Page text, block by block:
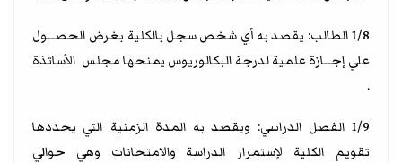
1/8 الطالب: يقصد به أي شخص سجل بالكلية بغرض الحصــول
علي إجــازة علمية لدرجة البكالوريوس يمنحها مجلس الأساتذة
.
1/9 الفصل الدراسي: ويقصد به المدة الزمنية التي يحددها
تقويم الكلية لإستمرار الدراسة والامتحانات وهي حوالي